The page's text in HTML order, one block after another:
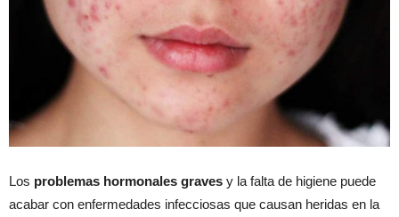
Los problemas hormonales graves y la falta de higiene puede
acabar con enfermedades infecciosas que causan heridas en la